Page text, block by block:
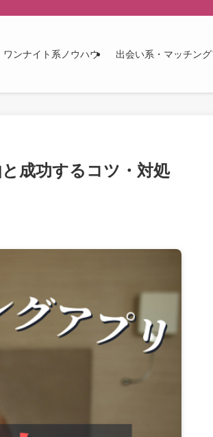
ワンナイト系ノウハウ 出会い系・マッチン
成功するコツ・対処